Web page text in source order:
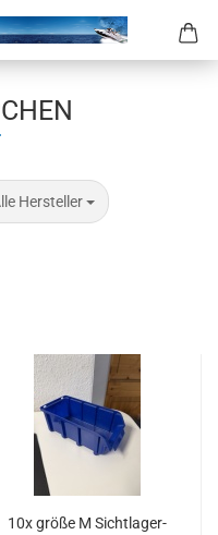
Hersteller
Seite
10x größe M Sicht­la­ger­